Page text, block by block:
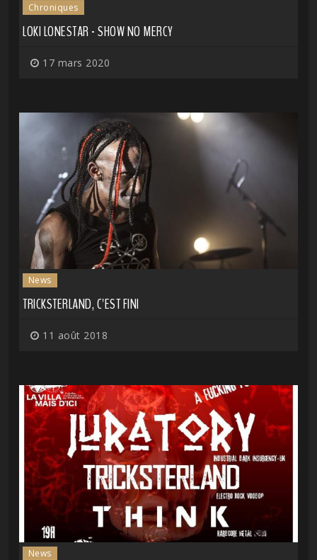
Chroniques
LOKI LONESTAR - SHOW NO MERCY
17 mars 2020
News
TRICKSTERLAND, C'EST FINI
11 août 2018
News